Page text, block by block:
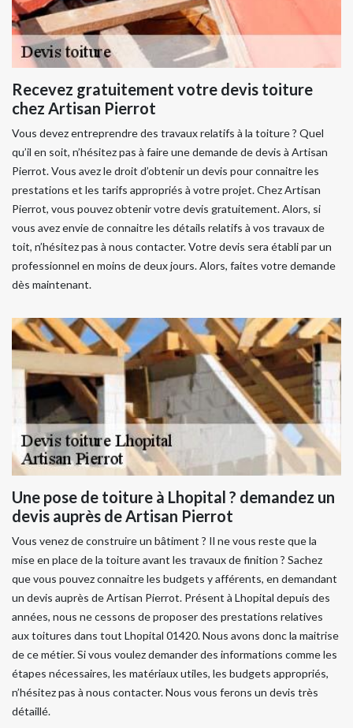
Recevez gratuitement votre devis toiture
chez Artisan Pierrot
Vous devez entreprendre des travaux relatifs à la toiture ? Quel
qu’il en soit, n’hésitez pas à faire une demande de devis à Artisan
Pierrot. Vous avez le droit d’obtenir un devis pour connaitre les
prestations et les tarifs appropriés à votre projet. Chez Artisan
Pierrot, vous pouvez obtenir votre devis gratuitement. Alors, si
vous avez envie de connaitre les détails relatifs à vos travaux de
toit, n’hésitez pas à nous contacter. Votre devis sera établi par un
professionnel en moins de deux jours. Alors, faites votre demande
dès maintenant.
Une pose de toiture à Lhopital ? demandez un
devis auprès de Artisan Pierrot
Vous venez de construire un bâtiment ? Il ne vous reste que la
mise en place de la toiture avant les travaux de finition ? Sachez
que vous pouvez connaitre les budgets y afférents, en demandant
un devis auprès de Artisan Pierrot. Présent à Lhopital depuis des
années, nous ne cessons de proposer des prestations relatives
aux toitures dans tout Lhopital 01420. Nous avons donc la maitrise
de ce métier. Si vous voulez demander des informations comme les
étapes nécessaires, les matériaux utiles, les budgets appropriés,
n’hésitez pas à nous contacter. Nous vous ferons un devis très
détaillé.